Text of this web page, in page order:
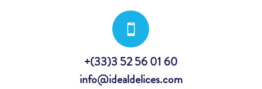

+(33)3 52 56 01 60
info@idealdelices.com